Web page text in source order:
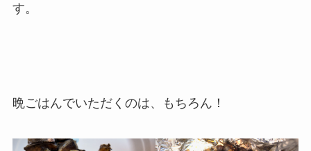
す。
晩ごはんでいただくのは、もちろん！